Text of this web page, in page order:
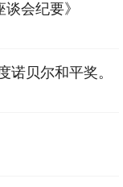
会纪要》
诺贝尔和平奖。